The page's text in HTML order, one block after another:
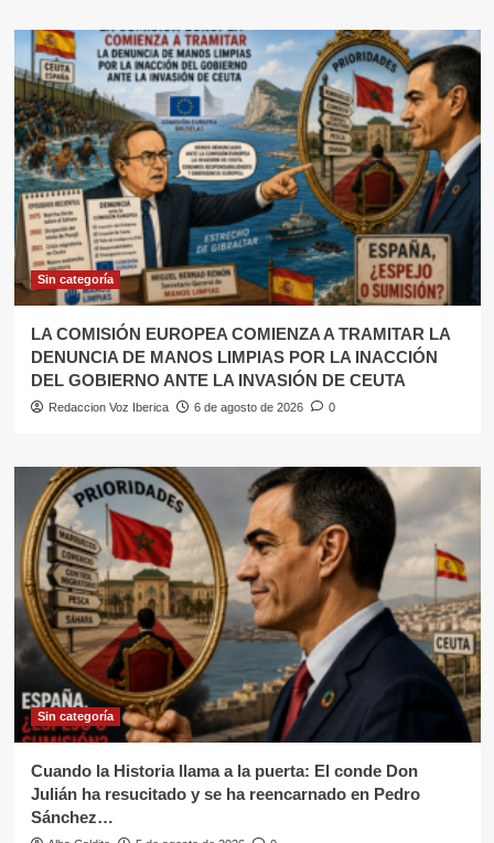
Sin categoría
LA COMISIÓN EUROPEA COMIENZA A TRAMITAR LA
DENUNCIA DE MANOS LIMPIAS POR LA INACCIÓN
DEL GOBIERNO ANTE LA INVASIÓN DE CEUTA
Redaccion Voz Iberica 6 de agosto de 2026 0
Sin categoría
Cuando la Historia llama a la puerta: El conde Don
Julián ha resucitado y se ha reencarnado en Pedro
Sánchez…